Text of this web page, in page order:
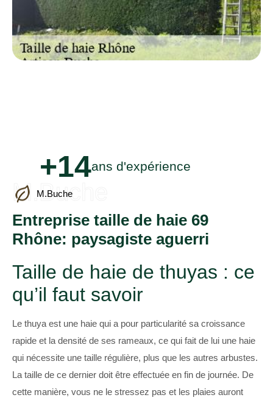
+14ans d'expérience
M.Buche
M.Buche
Entreprise taille de haie 69
Rhône: paysagiste aguerri
Taille de haie de thuyas : ce
qu’il faut savoir
Le thuya est une haie qui a pour particularité sa croissance
rapide et la densité de ses rameaux, ce qui fait de lui une haie
qui nécessite une taille régulière, plus que les autres arbustes.
La taille de ce dernier doit être effectuée en fin de journée. De
cette manière, vous ne le stressez pas et les plaies auront